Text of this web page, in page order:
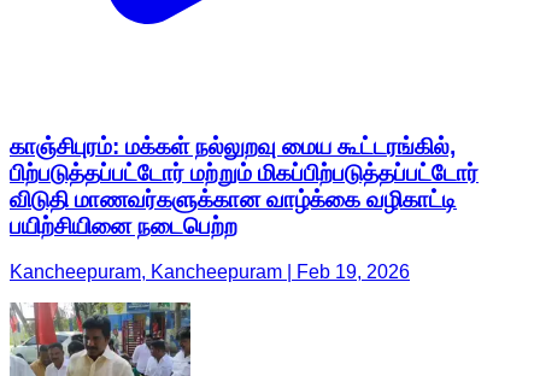
காஞ்சிபுரம்: மக்கள் நல்லுறவு மைய கூட்டரங்கில்,
பிற்படுத்தப்பட்டோர் மற்றும் மிகப்பிற்படுத்தப்பட்டோர்
விடுதி மாணவர்களுக்கான வாழ்க்கை வழிகாட்டி
பயிற்சியினை நடைபெற்ற
Kancheepuram, Kancheepuram | Feb 19, 2026